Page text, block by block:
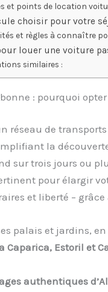
et points de location
choisir pour votre
et règles à connaître
louer une voiture
similaires :
: pourquoi
réseau de
la
sur trois jours ou
pour élargir
et liberté – grâce
palais et jardins,
Caparica, Estoril et
authentiques